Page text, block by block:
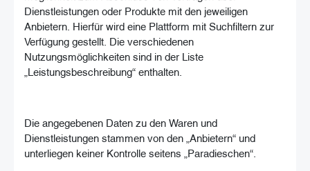
Dienstleistungen oder Produkte mit den jeweiligen
Anbietern. Hierfür wird eine Plattform mit Suchfiltern zur
Verfügung gestellt. Die verschiedenen
Nutzungsmöglichkeiten sind in der Liste
„Leistungsbeschreibung“ enthalten.
Die angegebenen Daten zu den Waren und
Dienstleistungen stammen von den „Anbietern“ und
unterliegen keiner Kontrolle seitens „Paradieschen“.